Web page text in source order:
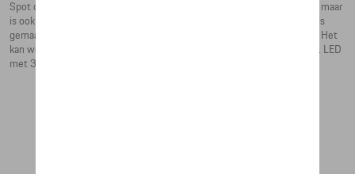
Spot on! De exclusieve 911 spotlight verlicht niet alleen de duisternis, maar
is ook een highlight in huis dankzij het exclusieve design. De spotlight is
gemaakt van het originele rode oliefilter van de klassieke Porsche 911. Het
kan worden in- en uitgeschakeld met de touch-functie in het voetstuk. LED
met 3.500 Kelvin en 160 lumen.